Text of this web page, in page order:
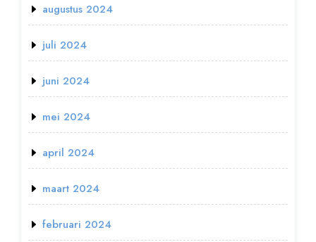
augustus 2024
juli 2024
juni 2024
mei 2024
april 2024
maart 2024
februari 2024